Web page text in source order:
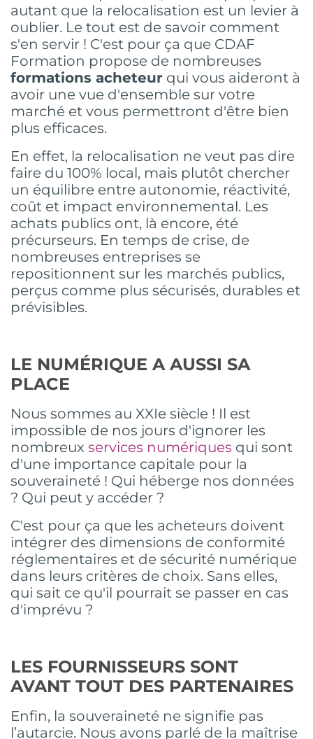
autant que la relocalisation est un levier à
oublier. Le tout est de savoir comment
s'en servir ! C'est pour ça que CDAF
Formation propose de nombreuses
formations acheteur qui vous aideront à
avoir une vue d'ensemble sur votre
marché et vous permettront d'être bien
plus efficaces.
En effet, la relocalisation ne veut pas dire
faire du 100% local, mais plutôt chercher
un équilibre entre autonomie, réactivité,
coût et impact environnemental. Les
achats publics ont, là encore, été
précurseurs. En temps de crise, de
nombreuses entreprises se
repositionnent sur les marchés publics,
perçus comme plus sécurisés, durables et
prévisibles.
LE NUMÉRIQUE A AUSSI SA
PLACE
Nous sommes au XXIe siècle ! Il est
impossible de nos jours d'ignorer les
nombreux services numériques qui sont
d'une importance capitale pour la
souveraineté ! Qui héberge nos données
? Qui peut y accéder ?
C'est pour ça que les acheteurs doivent
intégrer des dimensions de conformité
réglementaires et de sécurité numérique
dans leurs critères de choix. Sans elles,
qui sait ce qu'il pourrait se passer en cas
d'imprévu ?
LES FOURNISSEURS SONT
AVANT TOUT DES PARTENAIRES
Enfin, la souveraineté ne signifie pas
l’autarcie. Nous avons parlé de la maîtrise